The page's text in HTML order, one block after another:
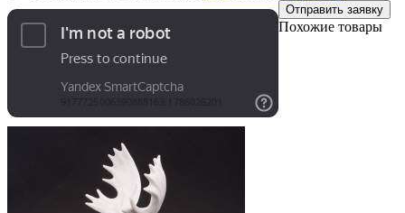
Отправить заявку
Похожие товары